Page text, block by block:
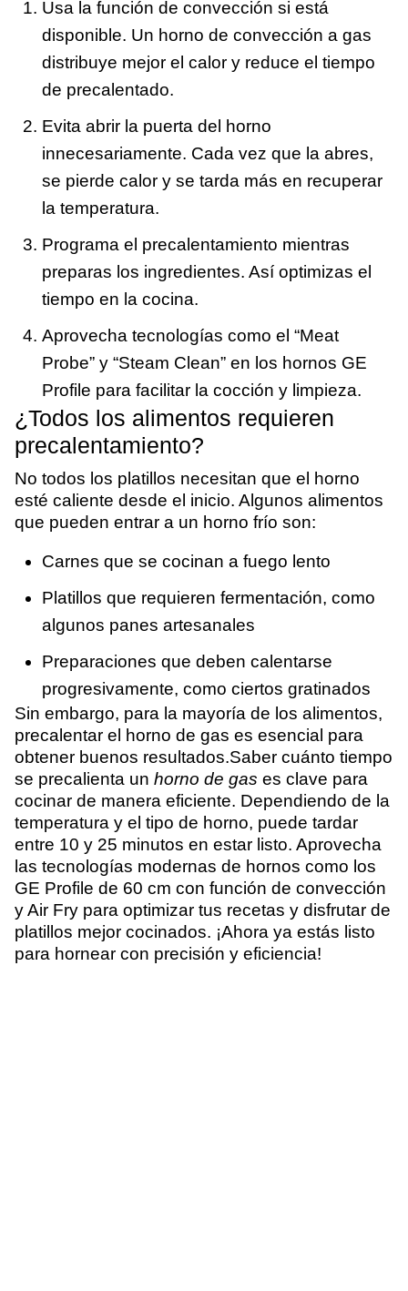
Usa la función de convección si está
disponible. Un horno de convección a gas
distribuye mejor el calor y reduce el tiempo
de precalentado.
Evita abrir la puerta del horno
innecesariamente. Cada vez que la abres,
se pierde calor y se tarda más en recuperar
la temperatura.
Programa el precalentamiento mientras
preparas los ingredientes. Así optimizas el
tiempo en la cocina.
Aprovecha tecnologías como el “Meat
Probe” y “Steam Clean” en los hornos GE
Profile para facilitar la cocción y limpieza.
¿Todos los alimentos requieren
precalentamiento?
No todos los platillos necesitan que el horno
esté caliente desde el inicio. Algunos alimentos
que pueden entrar a un horno frío son:
Carnes que se cocinan a fuego lento
Platillos que requieren fermentación, como
algunos panes artesanales
Preparaciones que deben calentarse
progresivamente, como ciertos gratinados
Sin embargo, para la mayoría de los alimentos,
precalentar el horno de gas es esencial para
obtener buenos resultados.Saber cuánto tiempo
se precalienta un horno de gas es clave para
cocinar de manera eficiente. Dependiendo de la
temperatura y el tipo de horno, puede tardar
entre 10 y 25 minutos en estar listo. Aprovecha
las tecnologías modernas de hornos como los
GE Profile de 60 cm con función de convección
y Air Fry para optimizar tus recetas y disfrutar de
platillos mejor cocinados. ¡Ahora ya estás listo
para hornear con precisión y eficiencia!